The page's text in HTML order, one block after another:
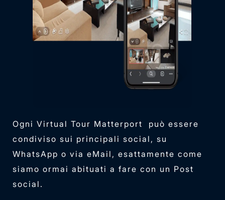
Ogni Virtual Tour Matterport può essere
condiviso sui principali social, su
WhatsApp o via eMail, esattamente come
siamo ormai abituati a fare con un Post
social.